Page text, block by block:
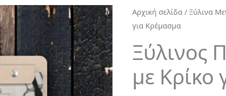
Αρχική σελίδα /Ξύλινα
για Κρέμασμα
Ξύλινος
με Κρίκο
Ξύλινος
Πίνακας
Μενού
με
Κρίκο
για